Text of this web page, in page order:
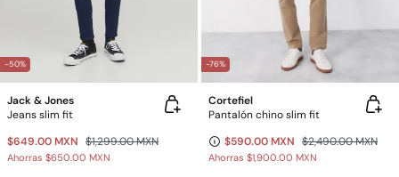
-50%
Jack & Jones
Jeans slim fit
$649.00 MXN $1,299.00 MXN
Ahorras $650.00 MXN
-76%
Cortefiel
Pantalón chino slim fit
$590.00 MXN $2,490.00 MXN
Ahorras $1,900.00 MXN